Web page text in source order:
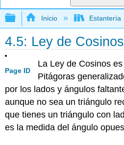
Expandir/contraer
Inicio Estantería
4.5: Ley de Cosinos
Page ID
La Ley de Cosinos
Pitágoras
por los lados y ángulos
aunque no sea un triángulo
que tienes un triángulo con
es la medida del ángulo